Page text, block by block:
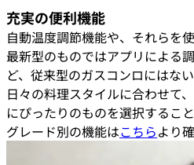
充実の便利機能
自動温度調節機能や、それらを
最新型のものではアプリによる
ど、従来型のガスコンロにはな
日々の料理スタイルに合わせて
にぴったりのものを選択すること
グレード別の機能はこちらより